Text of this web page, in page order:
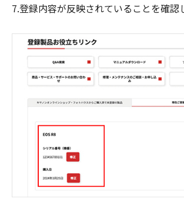
7.登録内容が反映されていることを確認